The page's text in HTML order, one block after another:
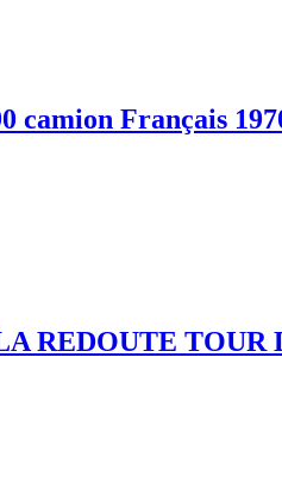
camion Français
REDOUTE TOUR